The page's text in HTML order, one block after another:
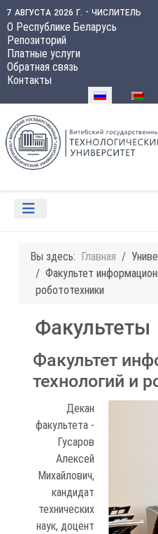
7 августа 2026 г. - числитель
О Республике Беларусь
Репозиторий
Платные услуги
Обратная связь
Контакты
Выберите язык
Вы здесь: Главная
Факультет
робототехники
Факультеты
Факультет
технологий и
Декан
факультета -
Гусаров
Алексей
Михайлович,
кандидат
технических
наук, доцент